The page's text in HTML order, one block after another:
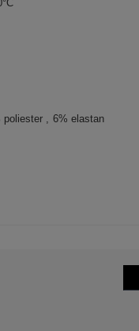
poliester 6% elastan